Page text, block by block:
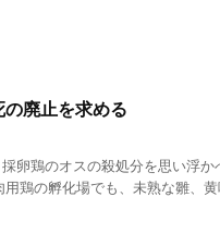
廃止を求める
卵鶏のオスの殺処分を思い浮
鶏の孵化場でも、未熟な雛、黄